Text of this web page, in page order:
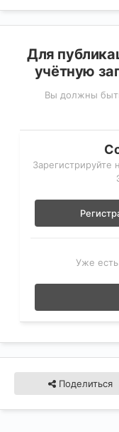
Для
учётную
Вы должны
Зарегистрируйте
Уже есть
Поделиться